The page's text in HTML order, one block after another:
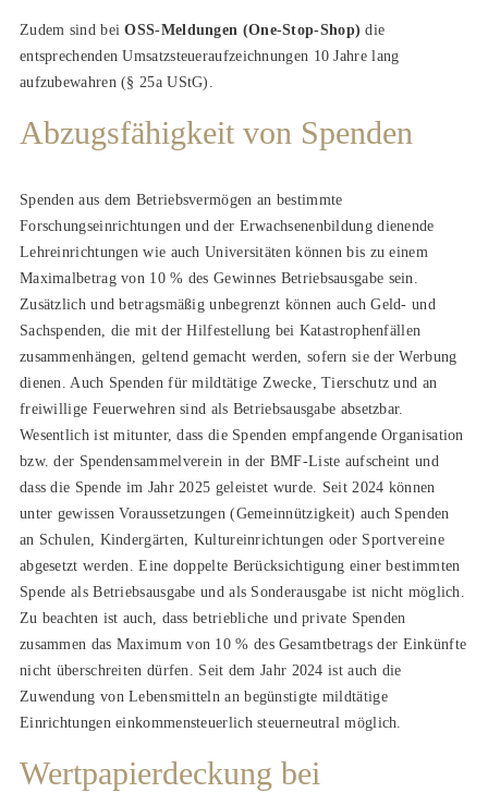
Zudem sind beiOSS-Meldungen (One-Stop-Shop) die
entsprechenden Umsatzsteueraufzeichnungen 10 Jahre lang
aufzubewahren (§ 25a UStG).
Abzugsfähigkeit von Spenden
Spenden aus dem Betriebsvermögen an bestimmte
Forschungseinrichtungen und der Erwachsenenbildung dienende
Lehreinrichtungen wie auch Universitäten können bis zu einem
Maximalbetrag von 10 % des Gewinnes Betriebsausgabe sein.
Zusätzlich und betragsmäßig unbegrenzt können auch Geld- und
Sachspenden, die mit der Hilfestellung bei Katastrophenfällen
zusammenhängen, geltend gemacht werden, sofern sie der Werbung
dienen. Auch Spenden für mildtätige Zwecke, Tierschutz und an
freiwillige Feuerwehren sind als Betriebsausgabe absetzbar.
Wesentlich ist mitunter, dass die Spenden empfangende Organisation
bzw. der Spendensammelverein in der BMF-Liste aufscheint und
dass die Spende im Jahr 2025 geleistet wurde. Seit 2024 können
unter gewissen Voraussetzungen (Gemeinnützigkeit) auch Spenden
an Schulen, Kindergärten, Kultureinrichtungen oder Sportvereine
abgesetzt werden. Eine doppelte Berücksichtigung einer bestimmten
Spende als Betriebsausgabe und als Sonderausgabe ist nicht möglich.
Zu beachten ist auch, dass betriebliche und private Spenden
zusammen das Maximum von 10 % des Gesamtbetrags der Einkünfte
nicht überschreiten dürfen. Seit dem Jahr 2024 ist auch die
Zuwendung von Lebensmitteln an begünstigte mildtätige
Einrichtungen einkommensteuerlich steuerneutral möglich.
Wertpapierdeckung bei